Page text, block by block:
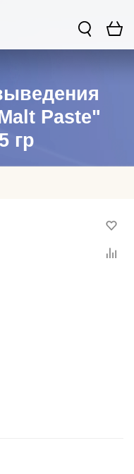
Paste"
гр